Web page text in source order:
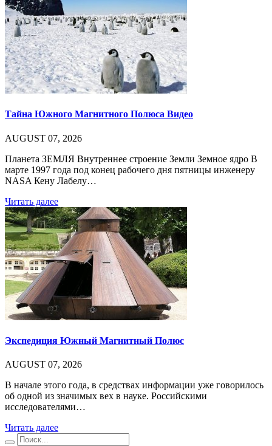
Тайна Южного Магнитного Полюса Видео
AUGUST 07, 2026
Планета ЗЕМЛЯ Внутреннее строение Земли Земное ядро В
марте 1997 года под конец рабочего дня пятницы инженеру
NASA Кену Лабелу…
Читать далее
Экспедиция Южный Магнитный Полюс
AUGUST 07, 2026
В начале этого года, в средствах информации уже говорилось
об одной из значимых вех в науке. Российскими
исследователями…
Читать далее